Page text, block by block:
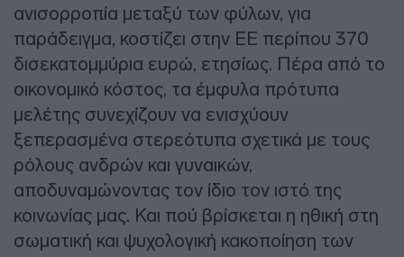
ανισορροπία μεταξύ των φύλων, για
παράδειγμα, κοστίζει στην ΕΕ περίπου 370
δισεκατομμύρια ευρώ, ετησίως. Πέρα από το
οικονομικό κόστος, τα έμφυλα πρότυπα
μελέτης συνεχίζουν να ενισχύουν
ξεπερασμένα στερεότυπα σχετικά με τους
ρόλους ανδρών και γυναικών,
αποδυναμώνοντας τον ίδιο τον ιστό της
κοινωνίας μας. Και πού βρίσκεται η ηθική στη
σωματική και ψυχολογική κακοποίηση των